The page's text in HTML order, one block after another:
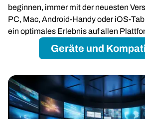
beginnen, immer mit der neuesten
PC, Mac, Android-Handy oder iOS-
ein optimales Erlebnis auf allen
Geräte und